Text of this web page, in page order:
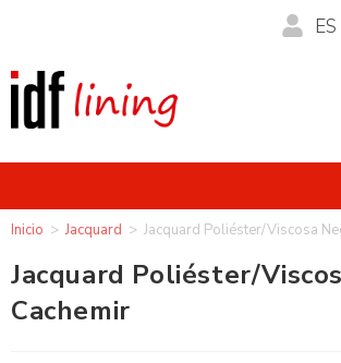
ES
Inicio > Jacquard > Jacquard Poliéster/Viscosa
Jacquard Poliéster/
Cachemir